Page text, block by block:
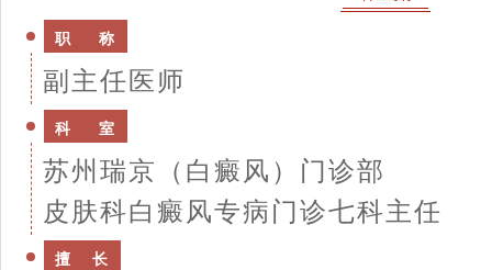
职 称
副主任医师
科 室
苏州瑞京（白癜风）门诊部
皮肤科白癜风专病门诊七科主任
擅 长